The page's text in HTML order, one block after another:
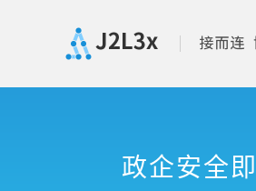
政企安全